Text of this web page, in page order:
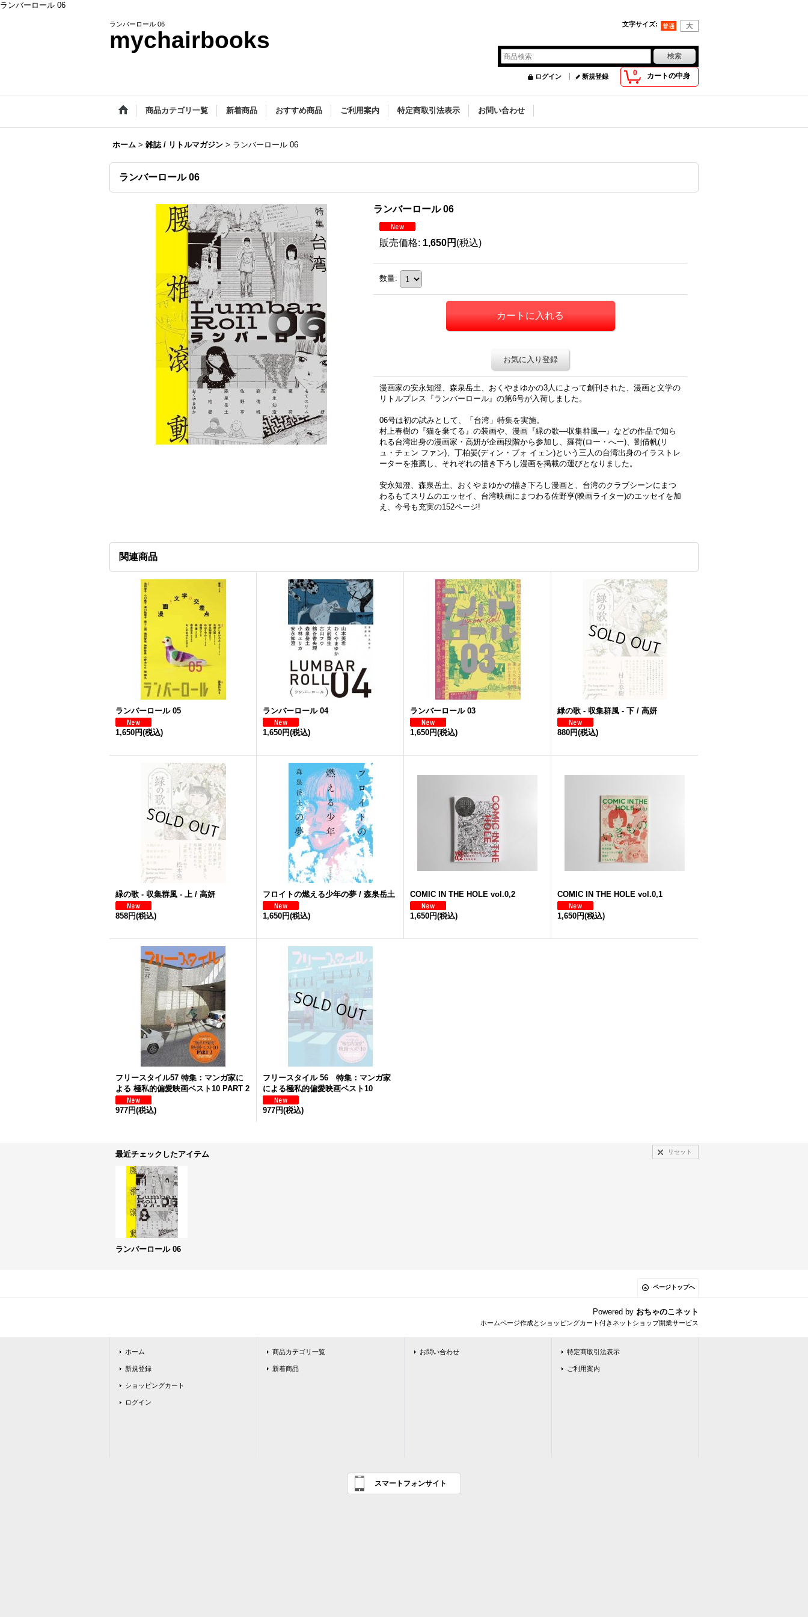
ランバーロール 06
ランバーロール 06 文字サイズ:
mychairbooks
0 カートの中身
ログイン 新規登録
商品カテゴリ一覧 新着商品 おすすめ商品 ご利用案内 特定商取引法表示 お問い合わせ
ホーム > 雑誌 / リトルマガジン > ランバーロール 06
ランバーロール 06
ランバーロール 06
販売価格: 1,650円 (税込)
数量:
お気に入り登録
漫画家の安永知澄、森泉岳土、おくやまゆかの3人によって創刊された、漫画と文学の
リトルプレス『ランバーロール』の第6号が入荷しました。
06号は初の試みとして、「台湾」特集を実施。
村上春樹の『猫を棄てる』の装画や、漫画『緑の歌―収集群風―』などの作品で知ら
れる台湾出身の漫画家・高妍が企画段階から参加し、羅荷(ロー・へー)、劉倩帆(リ
ュ・チェン ファン)、丁柏晏(ディン・ブォ イェン)という三人の台湾出身のイラストレ
ーターを推薦し、それぞれの描き下ろし漫画を掲載の運びとなりました。
安永知澄、森泉岳土、おくやまゆかの描き下ろし漫画と、台湾のクラブシーンにまつ
わるもてスリムのエッセイ、台湾映画にまつわる佐野亨(映画ライター)のエッセイを加
え、今号も充実の152ページ!
関連商品
ランバーロール 05
1,650円(税込)
ランバーロール 04
1,650円(税込)
ランバーロール 03
1,650円(税込)
緑の歌 - 収集群風 - 下 / 高妍
880円(税込)
緑の歌 - 収集群風 - 上 / 高妍
858円(税込)
フロイトの燃える少年の夢 / 森泉岳土
1,650円(税込)
COMIC IN THE HOLE vol.0,2
1,650円(税込)
COMIC IN THE HOLE vol.0,1
1,650円(税込)
フリースタイル57 特集：マンガ家に
よる 極私的偏愛映画ベスト10 PART 2
977円(税込)
フリースタイル 56 特集：マンガ家
による極私的偏愛映画ベスト10
977円(税込)
最近チェックしたアイテム リセット
ランバーロール 06
ページトップへ
Powered by おちゃのこネット
ホームページ作成とショッピングカート付きネットショップ開業サービス
ホーム
新規登録
ショッピングカート
ログイン
商品カテゴリ一覧
新着商品
お問い合わせ 特定商取引法表示
ご利用案内
スマートフォンサイト